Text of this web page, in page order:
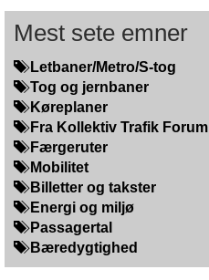
Mest sete emner
Letbaner/Metro/S-tog
Tog og jernbaner
Køreplaner
Fra Kollektiv Trafik Forum
Færgeruter
Mobilitet
Billetter og takster
Energi og miljø
Passagertal
Bæredygtighed